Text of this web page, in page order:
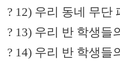
? 12) 우리 동네 무단
? 13) 우리 반 학생들
? 14) 우리 반 학생들